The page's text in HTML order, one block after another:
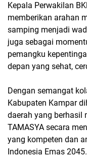
Kepala Perwakilan
memberikan arahan
samping menjadi
juga sebagai
pemangku
depan yang sehat,
Dengan semangat
Kabupaten Kampar
daerah yang berhasil
TAMASYA secara
yang kompeten dan
Indonesia Emas 2045.